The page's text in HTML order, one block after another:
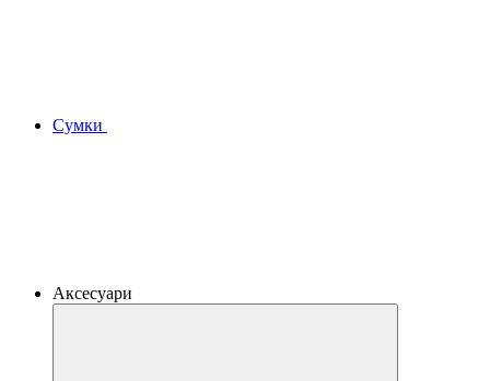
Сумки
Аксесуари